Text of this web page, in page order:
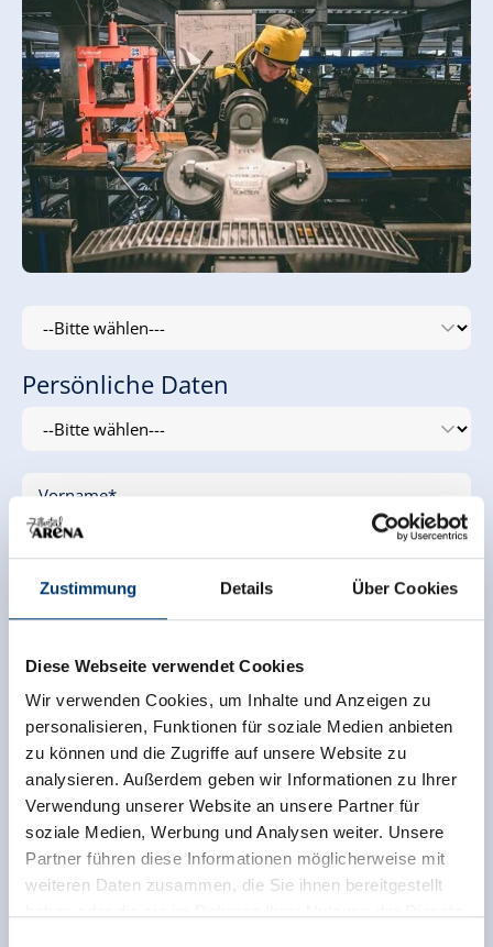
Zustimmung Details Über Cookies
Diese Webseite verwendet Cookies
Wir verwenden Cookies, um Inhalte und Anzeigen zu
personalisieren, Funktionen für soziale Medien anbieten
zu können und die Zugriffe auf unsere Website zu
analysieren. Außerdem geben wir Informationen zu Ihrer
Verwendung unserer Website an unsere Partner für
soziale Medien, Werbung und Analysen weiter. Unsere
Partner führen diese Informationen möglicherweise mit
weiteren Daten zusammen, die Sie ihnen bereitgestellt
Persönliche Daten
Vorname*
Nachname*
Nationalität*
Kontaktdaten
E-Mail *
Telefonnummer*